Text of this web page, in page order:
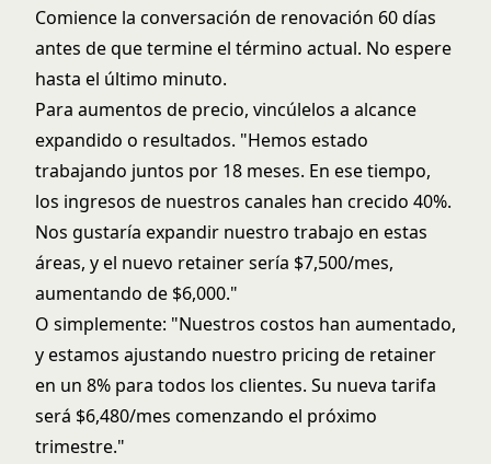
Comience la conversación de renovación 60 días
antes de que termine el término actual. No espere
hasta el último minuto.
Para aumentos de precio, vincúlelos a alcance
expandido o resultados. "Hemos estado
trabajando juntos por 18 meses. En ese tiempo,
los ingresos de nuestros canales han crecido 40%.
Nos gustaría expandir nuestro trabajo en estas
áreas, y el nuevo retainer sería $7,500/mes,
aumentando de $6,000."
O simplemente: "Nuestros costos han aumentado,
y estamos ajustando nuestro pricing de retainer
en un 8% para todos los clientes. Su nueva tarifa
será $6,480/mes comenzando el próximo
trimestre."